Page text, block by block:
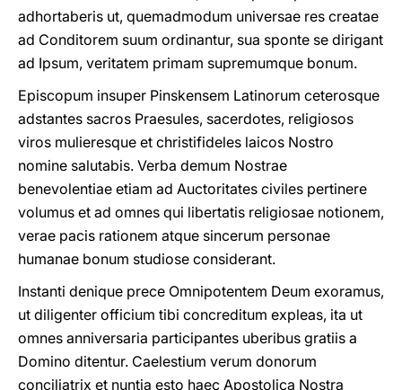
adhortaberis ut, quemadmodum universae res creatae
ad Conditorem suum ordinantur, sua sponte se dirigant
ad Ipsum, veritatem primam supremumque bonum.
Episcopum insuper Pinskensem Latinorum ceterosque
adstantes sacros Praesules, sacerdotes, religiosos
viros mulieresque et christifideles laicos Nostro
nomine salutabis. Verba demum Nostrae
benevolentiae etiam ad Auctoritates civiles pertinere
volumus et ad omnes qui libertatis religiosae notionem,
verae pacis rationem atque sincerum personae
humanae bonum studiose considerant.
Instanti denique prece Omnipotentem Deum exoramus,
ut diligenter officium tibi concreditum expleas, ita ut
omnes anniversaria participantes uberibus gratiis a
Domino ditentur. Caelestium verum donorum
conciliatrix et nuntia esto haec Apostolica Nostra